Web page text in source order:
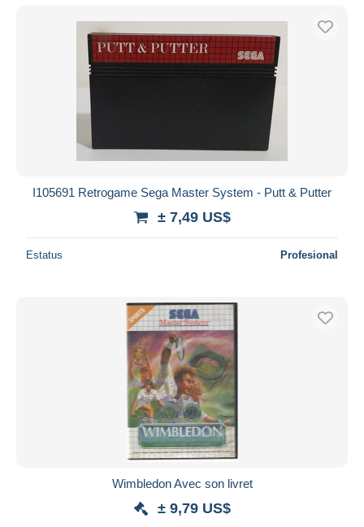
I105691 Retrogame Sega Master System - Putt & Putter
± 7,49 US$
Estatus Profesional
Wimbledon Avec son livret
± 9,79 US$